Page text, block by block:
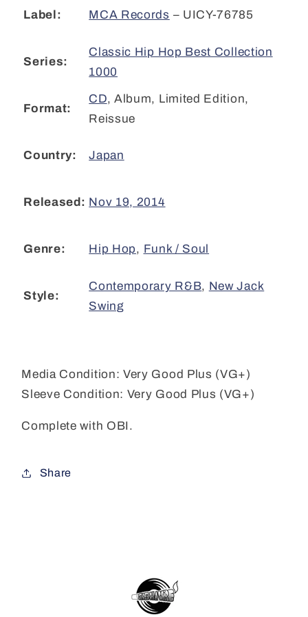
Label: MCA Records – UICY-76785
Series:
Classic Hip Hop Best Collection
1000
Format:
CD, Album, Limited Edition,
Reissue
Country: Japan
Released: Nov 19, 2014
Genre: Hip Hop, Funk / Soul
Style:
Contemporary R&B, New Jack
Swing
Media Condition: Very Good Plus (VG+)
Sleeve Condition: Very Good Plus (VG+)
Complete with OBI.
Share